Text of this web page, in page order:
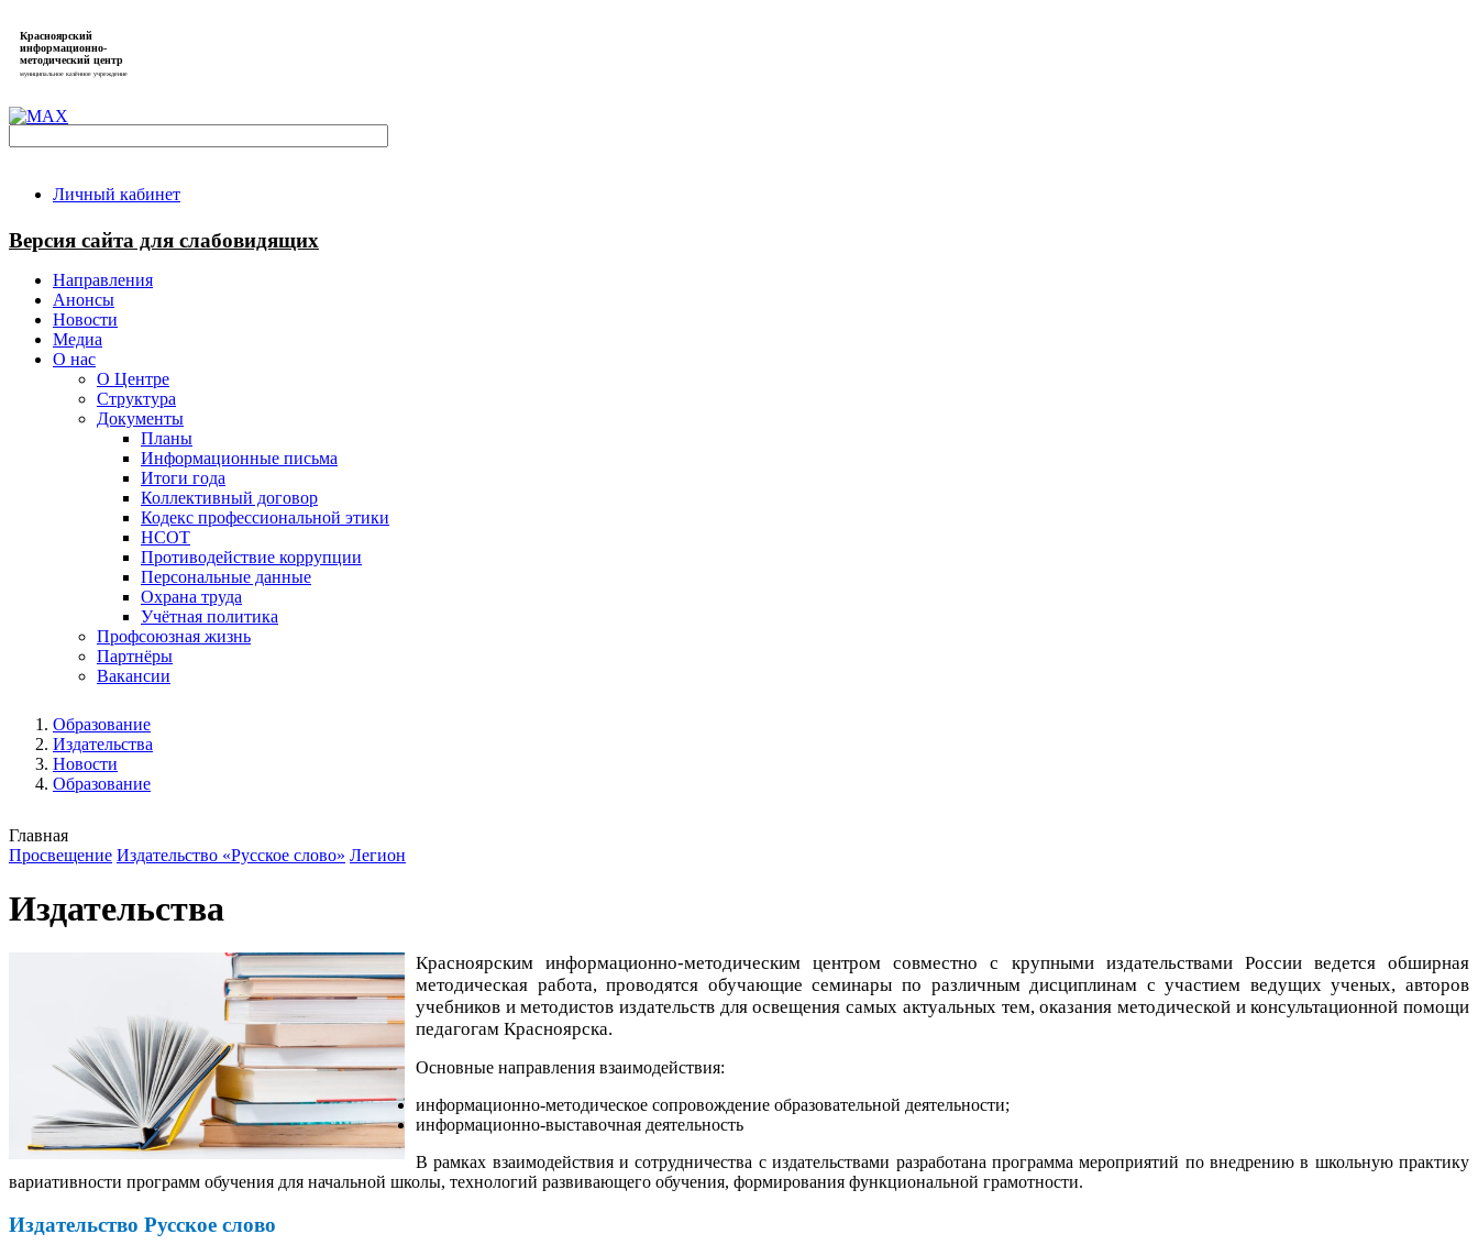
Красноярский
информационно-
методический центр
муниципальное казённое учреждение
Личный кабинет
Версия сайта для слабовидящих
Направления
Анонсы
Новости
Медиа
О нас
О Центре
Структура
Документы
Планы
Информационные письма
Итоги года
Коллективный договор
Кодекс профессиональной этики
НСОТ
Противодействие коррупции
Персональные данные
Охрана труда
Учётная политика
Профсоюзная жизнь
Партнёры
Вакансии
Образование
Издательства
Новости
Образование
Главная
Просвещение Издательство «Русское слово» Легион
Издательства
Красноярским информационно-методическим центром совместно с крупными издательствами России ведется обширная
методическая работа, проводятся обучающие семинары по различным дисциплинам с участием ведущих ученых, авторов
учебников и методистов издательств для освещения самых актуальных тем, оказания методической и консультационной помощи
педагогам Красноярска.
Основные направления взаимодействия:
информационно-методическое сопровождение образовательной деятельности;
информационно-выставочная деятельность
В рамках взаимодействия и сотрудничества с издательствами разработана программа мероприятий по внедрению в школьную практику
вариативности программ обучения для начальной школы, технологий развивающего обучения, формирования функциональной грамотности.
Издательство Русское слово